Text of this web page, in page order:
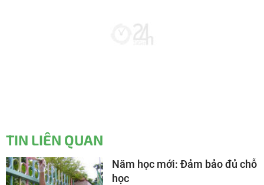
TIN LIÊN QUAN
Năm học mới: Đảm bảo đủ chỗ
học